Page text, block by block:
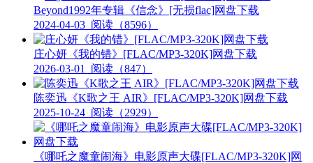
Beyond1992年专辑《信念》[无损flac]网盘下载
2024-04-03 阅读（8596）
庄心妍《我的错》[FLAC/MP3-320K]网盘下载
2026-03-01
阅读（847）
陈奕迅《K歌之王 AIR》[FLAC/MP3-320K]网盘下载
2025-10-24 阅读（2929）
《哪吒之魔童闹海》电影原声大碟[FLAC/MP3-320K]网